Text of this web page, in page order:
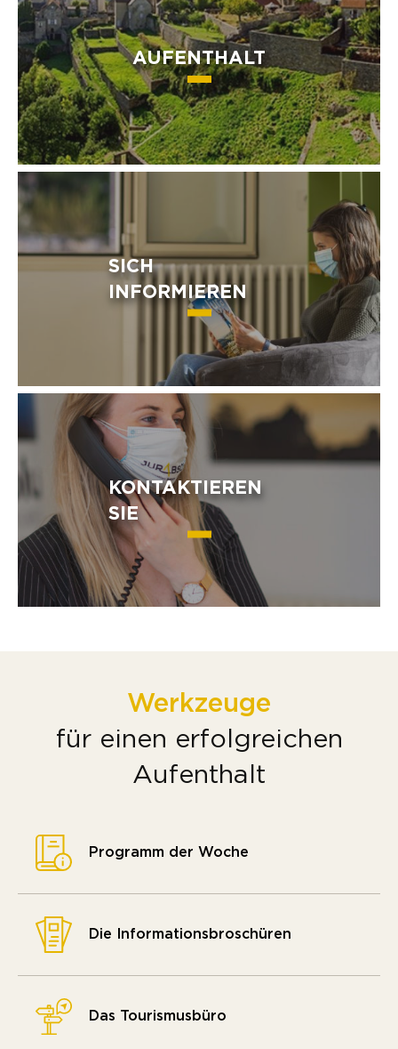
AUFENTHALT
SICH
INFORMIEREN
KONTAKTIEREN
SIE
Werkzeuge
für einen erfolgreichen
Aufenthalt
Programm der Woche
Die Informationsbroschüren
Das Tourismusbüro